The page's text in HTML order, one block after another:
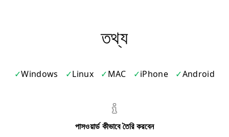
তথ্য
Windows Linux MAC iPhone Android
পাসওয়ার্ড কীভাবে তৈরি করবেন